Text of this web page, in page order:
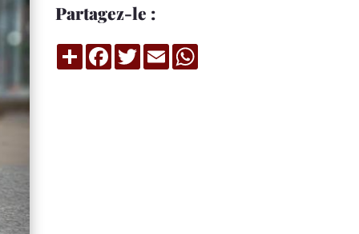
Partagez-le :
CompartirFacebook
TwitterEmail WhatsApp